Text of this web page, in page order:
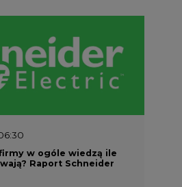
w ogóle wiedzą ile
Raport Schneider